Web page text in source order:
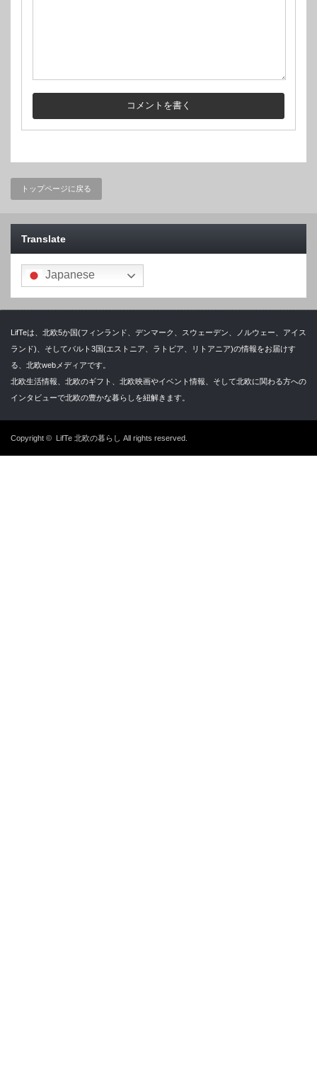
トップページに戻る
Translate
Japanese
LifTeは、北欧5か国(フィンランド、デンマーク、スウェーデン、ノルウェー、アイス
ランド)、そしてバルト3国(エストニア、ラトビア、リトアニア)の情報をお届けす
る、北欧webメディアです。
北欧生活情報、北欧のギフト、北欧映画やイベント情報、そして北欧に関わる方への
インタビューで北欧の豊かな暮らしを紐解きます。
Copyright © LifTe 北欧の暮らし All rights reserved.